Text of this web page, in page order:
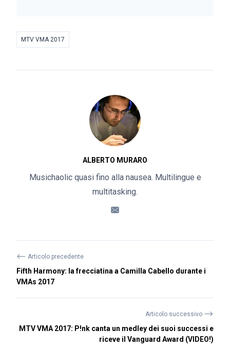
MTV VMA 2017
ALBERTO MURARO
Musichaolic quasi fino alla nausea. Multilingue e
multitasking.
⟵ Articolo precedente
Fifth Harmony: la frecciatina a Camilla Cabello durante i
VMAs 2017
Articolo successivo ⟶
MTV VMA 2017: P!nk canta un medley dei suoi successi e
riceve il Vanguard Award (VIDEO!)